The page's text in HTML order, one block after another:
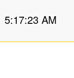
5:17:24 AM